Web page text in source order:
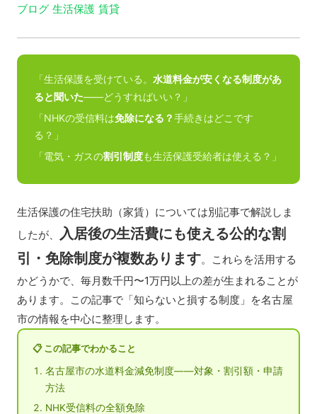
ブログ 生活保護 賃貸
「生活保護を受けている。水道料金が安くなる制度があ
ると聞いた——どうすればいい？」
「NHKの受信料は免除になる？手続きはどこです
る？」
「電気・ガスの割引制度も生活保護受給者は使える？」
生活保護の住宅扶助（家賃）については別記事で解説しま
したが、
入居後の生活費にも使える公的な割
引・免除制度が複数あります。これらを活用する
かどうかで、毎月数千円〜1万円以上の差が生まれることが
あります。この記事で「知らないと損する制度」を名古屋
市の情報を中心に整理します。
📋 この記事でわかること
名古屋市の水道料金減免制度——対象・割引額・申請
方法
NHK受信料の全額免除